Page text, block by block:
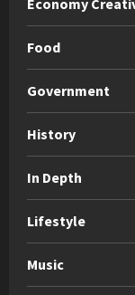
Food
Government
History
In Depth
Lifestyle
Music